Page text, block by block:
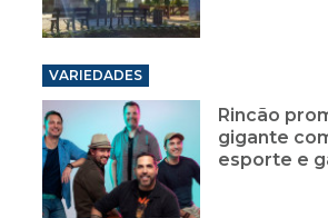
VARIEDADES
Rincão
gigante
esporte e